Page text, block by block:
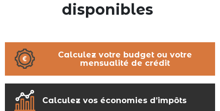
disponibles
Calculez votre budget ou votre
mensualité de crédit
Calculez vos économies d’impôts